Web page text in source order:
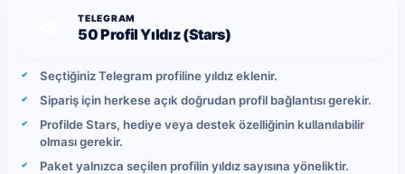
TELEGRAM
50 Profil Yıldız (Stars)
Seçtiğiniz Telegram profiline yıldız eklenir.
Sipariş için herkese açık doğrudan profil bağlantısı gerekir.
Profilde Stars, hediye veya destek özelliğinin kullanılabilir
olması gerekir.
Paket yalnızca seçilen profilin yıldız sayısına yöneliktir.